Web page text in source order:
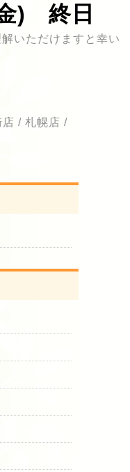
) 終日
いただけますと幸い
/ 札幌店 /